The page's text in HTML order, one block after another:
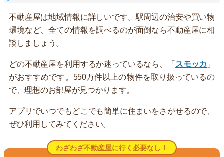
不動産屋は地域情報に詳しいです。駅周辺の治安や買い物
環境など、全ての情報を調べるのが面倒なら不動産屋に相
談しましょう。
どの不動産屋を利用するか迷っているなら、「 スモッカ 」
がおすすめです。550万件以上の物件を取り扱っているの
で、理想のお部屋が見つかります。
アプリでいつでもどこでも簡単に住まいをさがせるので、
ぜひ利用してみてください。
わざわざ不動産屋に行く必要なし！